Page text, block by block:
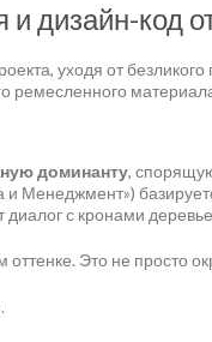
дизайн-код
уходя от
ремесленного
доминанту,
Менеджмент»)
диалог с кронами
оттенке. Это не просто